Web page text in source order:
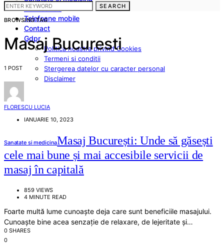
Cum sa fac
Telefoane mobile
Contact
Gdpr
Politica noastra privind Cookies
Termeni si conditii
Stergerea datelor cu caracter personal
Disclaimer
SEARCH
BROWSING TAG
Masaj Bucuresti
1 POST
FLORESCU LUCIA
IANUARIE 10, 2023
Sanatate si medicinaMasaj București: Unde să găsești
cele mai bune și mai accesibile servicii de
masaj în capitală
859 VIEWS
4 MINUTE READ
Foarte multă lume cunoaște deja care sunt beneficiile masajului.
Cunoaște bine acea senzație de relaxare, de lejeritate și…
0 SHARES
0